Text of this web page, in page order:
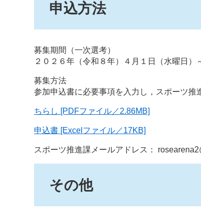
申込方法
募集期間（一次選考）
２０２６年（令和８年）４月１日（水曜日）
募集方法
参加申込書に必要事項を入力し，スポーツ推
ちらし [PDFファイル／2.86MB]
申込書 [Excelファイル／17KB]
スポーツ推進課メールアドレス：
その他